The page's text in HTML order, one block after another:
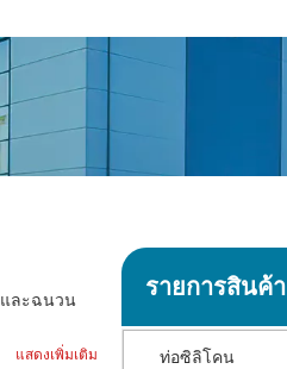
และฉนวน
แสดงเพิ่มเติม
รายการสินค้า
ท่อซิลิโคน